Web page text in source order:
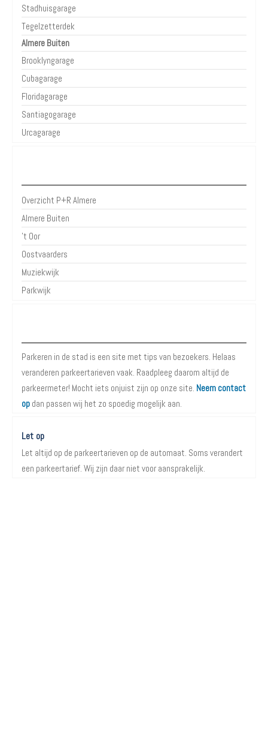
Stadhuisgarage
Tegelzetterdek
Almere Buiten
Brooklyngarage
Cubagarage
Floridagarage
Santiagogarage
Urcagarage
Overzicht P+R Almere
Almere Buiten
't Oor
Oostvaarders
Muziekwijk
Parkwijk
Parkeren in de stad is een site met tips van bezoekers. Helaas
veranderen parkeertarieven vaak. Raadpleeg daarom altijd de
parkeermeter! Mocht iets onjuist zijn op onze site. Neem contact
op dan passen wij het zo spoedig mogelijk aan.
Let op
Let altijd op de parkeertarieven op de automaat. Soms verandert
een parkeertarief. Wij zijn daar niet voor aansprakelijk.